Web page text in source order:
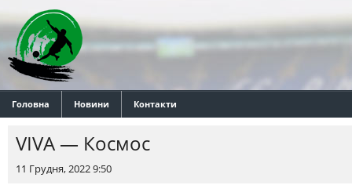
Головна Новини Контакти
VIVA — Космос
11 Грудня, 2022 9:50